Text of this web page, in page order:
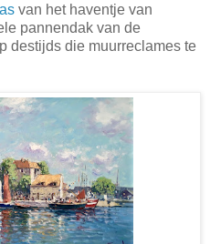
van het haventje van
pannendak van de
destijds die muurreclames te